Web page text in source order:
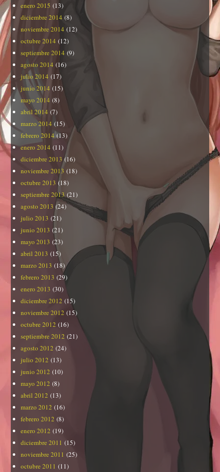
enero 2015 (13)
diciembre 2014 (8)
noviembre 2014 (12)
octubre 2014 (12)
septiembre 2014 (9)
agosto 2014 (16)
julio 2014 (17)
junio 2014 (15)
mayo 2014 (8)
abril 2014 (7)
marzo 2014 (15)
febrero 2014 (13)
enero 2014 (11)
diciembre 2013(16)
noviembre 2013 (18)
octubre 2013 (18)
septiembre 2013 (21)
agosto 2013 (24)
julio 2013 (21)
junio 2013 (21)
mayo 2013 (23)
abril 2013 (15)
marzo 2013 (18)
febrero 2013 (29)
enero 2013 (30)
diciembre 2012 (15)
noviembre 2012 (15)
octubre 2012 (16)
septiembre 2012 (21)
agosto 2012 (24)
julio 2012 (13)
junio 2012 (10)
mayo 2012 (8)
abril 2012 (13)
marzo 2012 (16)
febrero 2012 (8)
enero 2012 (19)
diciembre 2011 (15)
noviembre 2011 (25)
octubre 2011 (11)